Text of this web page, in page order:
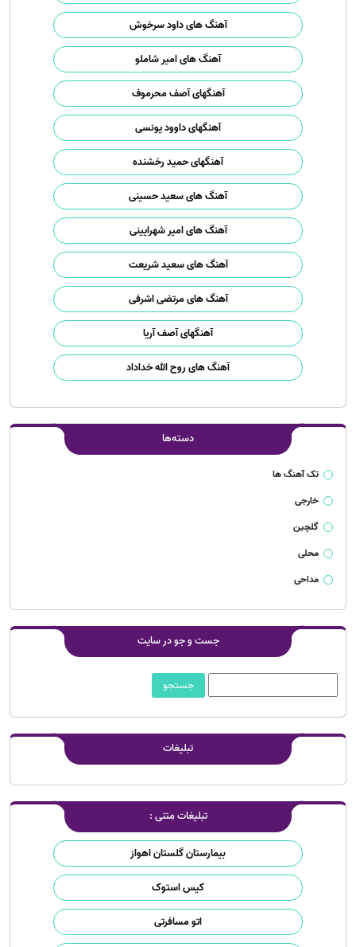
آهنگ های داود سرخوش
آهنگ های امیر شاملو
آهنگهای آصف محرموف
آهنگهای داوود یونسی
آهنگهای حمید رخشنده
آهنگ های سعید حسینی
آهنگ های امیر شهرایینی
آهنگ های سعید شریعت
آهنگ های مرتضی اشرفی
آهنگهای آصف آریا
آهنگ های روح الله خداداد
دسته‌ها
تک آهنگ ها
خارجی
گلچین
محلی
مداحی
جست و جو در سایت
تبلیغات
تبلیغات متنی :
بیمارستان گلستان اهواز
کیس استوک
اتو مسافرتی